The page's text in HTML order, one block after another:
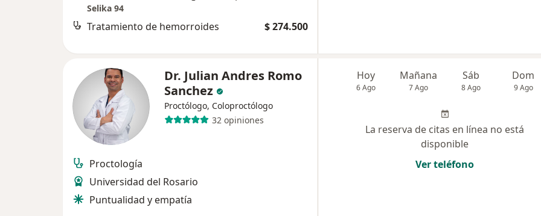
Selika 94
Tratamiento de hemorroides $ 274.500
Dr. Julian Andres Romo
Sanchez
Proctólogo, Coloproctólogo
32 opiniones
Proctología
Universidad del Rosario
Puntualidad y empatía
Hoy
6 Ago
Mañana
7 Ago
Sáb
8 Ago
Dom
9 Ago
La reserva de citas en línea no está
disponible
Ver teléfono